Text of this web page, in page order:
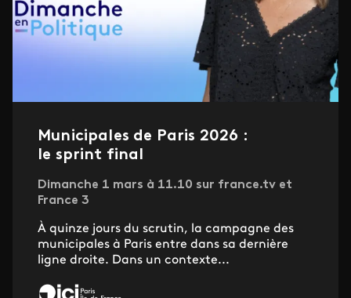
Municipales de Paris 2026 :
le sprint final
Dimanche 1 mars à 11.10 sur france.tv et
France 3
À quinze jours du scrutin, la campagne des
municipales à Paris entre dans sa dernière
ligne droite. Dans un contexte...